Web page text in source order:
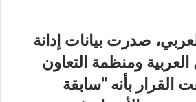
صدرت بيانات إدانة
ومنظمة التعاون
القرار بأنه “سابقة